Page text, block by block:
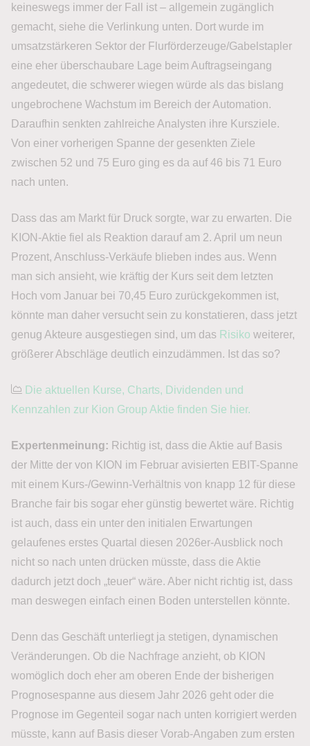
keineswegs immer der Fall ist – allgemein zugänglich
gemacht, siehe die Verlinkung unten. Dort wurde im
umsatzstärkeren Sektor der Flurförderzeuge/Gabelstapler
eine eher überschaubare Lage beim Auftragseingang
angedeutet, die schwerer wiegen würde als das bislang
ungebrochene Wachstum im Bereich der Automation.
Daraufhin senkten zahlreiche Analysten ihre Kursziele.
Von einer vorherigen Spanne der gesenkten Ziele
zwischen 52 und 75 Euro ging es da auf 46 bis 71 Euro
nach unten.
Dass das am Markt für Druck sorgte, war zu erwarten. Die
KION-Aktie fiel als Reaktion darauf am 2. April um neun
Prozent, Anschluss-Verkäufe blieben indes aus. Wenn
man sich ansieht, wie kräftig der Kurs seit dem letzten
Hoch vom Januar bei 70,45 Euro zurückgekommen ist,
könnte man daher versucht sein zu konstatieren, dass jetzt
genug Akteure ausgestiegen sind, um das Risiko weiterer,
größerer Abschläge deutlich einzudämmen. Ist das so?
Die aktuellen Kurse, Charts, Dividenden und
Kennzahlen zur Kion Group Aktie finden Sie hier.
Expertenmeinung: Richtig ist, dass die Aktie auf Basis
der Mitte der von KION im Februar avisierten EBIT-Spanne
mit einem Kurs-/Gewinn-Verhältnis von knapp 12 für diese
Branche fair bis sogar eher günstig bewertet wäre. Richtig
ist auch, dass ein unter den initialen Erwartungen
gelaufenes erstes Quartal diesen 2026er-Ausblick noch
nicht so nach unten drücken müsste, dass die Aktie
dadurch jetzt doch „teuer“ wäre. Aber nicht richtig ist, dass
man deswegen einfach einen Boden unterstellen könnte.
Denn das Geschäft unterliegt ja stetigen, dynamischen
Veränderungen. Ob die Nachfrage anzieht, ob KION
womöglich doch eher am oberen Ende der bisherigen
Prognosespanne aus diesem Jahr 2026 geht oder die
Prognose im Gegenteil sogar nach unten korrigiert werden
müsste, kann auf Basis dieser Vorab-Angaben zum ersten